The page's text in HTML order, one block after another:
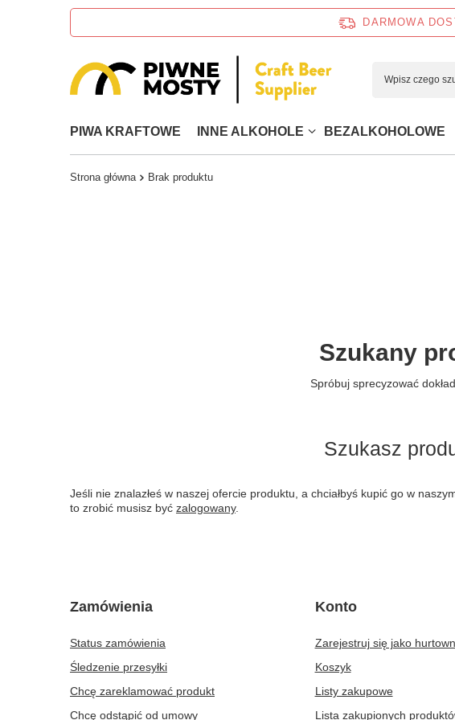
DARMOWA
PIWA KRAFTOWE INNE ALKOHOLE BEZALKOHOLOWE
Strona główna Brak produktu
Szukany
Spróbuj sprecyzować
Szukasz
Jeśli nie znalazłeś w naszej ofercie produktu, a chciałbyś kupić go w
to zrobić musisz być zalogowany.
Zamówienia
Status zamówienia
Śledzenie przesyłki
Chcę zareklamować produkt
Chcę odstąpić od umowy
Konto
Zarejestruj się jako
Koszyk
Listy zakupowe
Lista zakupionych